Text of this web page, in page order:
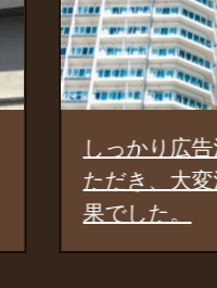
かり広告活動をして
き、大変満足のいく